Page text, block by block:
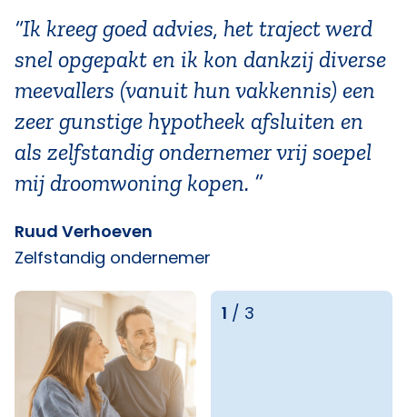
“Ik kreeg goed advies, het traject werd
snel opgepakt en ik kon dankzij diverse
meevallers (vanuit hun vakkennis) een
zeer gunstige hypotheek afsluiten en
als zelfstandig ondernemer vrij soepel
mij droomwoning kopen. ”
Ruud Verhoeven
Zelfstandig ondernemer
1 / 3